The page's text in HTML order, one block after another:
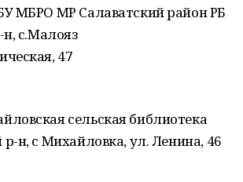
МБРО МР Салаватский район РБ
с.Малояз
47
сельская библиотека
н, с Михайловка, ул. Ленина, 46